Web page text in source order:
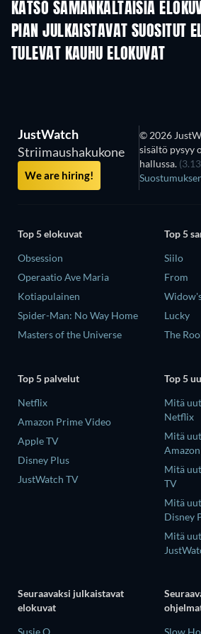
KATSO SAMANKALTAISIA
PIAN JULKAISTAVAT SUOSITUT
TULEVAT KAUHU ELOKUVAT
JustWatch
Striimaushakukone
We are hiring!
© 2026
sisältö pysyy
hallussa.
Top 5 elokuvat
Obsession
Operaatio Ave Maria
Kotiapulainen
Spider-Man: No Way Home
Masters of the Universe
Top 5
Siilo
From
Lucky
The
Top 5 palvelut
Netflix
Amazon Prime Video
Apple TV
Disney Plus
JustWatch TV
Top 5
Mitä
Netflix
Mitä
Mitä
TV
Mitä
Disney
Mitä
Seuraavaksi julkaistavat
elokuvat